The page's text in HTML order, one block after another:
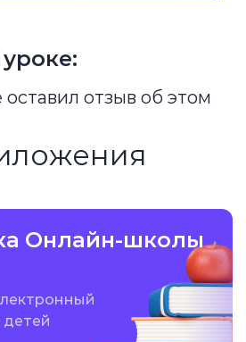
отзыв об этом
Онлайн-школы
детей